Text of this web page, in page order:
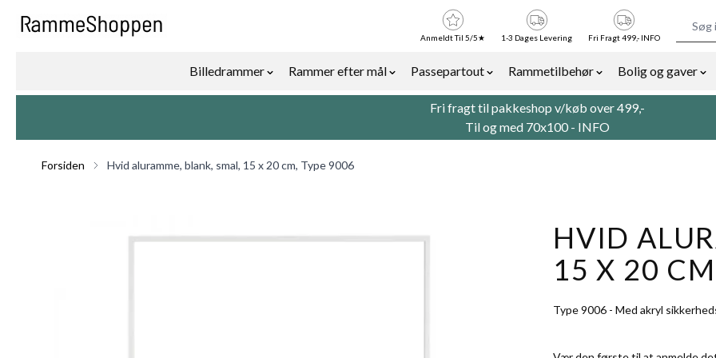
Billedrammer
Rammer efter mål
Passepartout
Rammetilbehør
Bolig og gaver
Anmeldt Til 5/5★ 1-3 Dages Levering Fri Fragt 499,- INFO
Fri fragt til pakkeshop v/køb over 499,-
Til og med 70x100 - INFO
Forsiden Hvid aluramme, blank, smal, 15 x 20 cm, Type 9006
HVID
15 X 20
Type 9006 - Med akryl